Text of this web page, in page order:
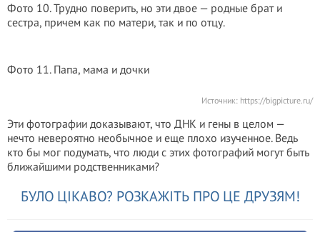
Фото 10. Трудно поверить, но эти двое — родные брат и
сестра, причем как по матери, так и по отцу.
Фото 11. Папа, мама и дочки
Источник: https://bigpicture.ru/
Эти фотографии доказывают, что ДНК и гены в целом —
нечто невероятно необычное и еще плохо изученное. Ведь
кто бы мог подумать, что люди с этих фотографий могут быть
ближайшими родственниками?
БУЛО ЦІКАВО? РОЗКАЖІТЬ ПРО ЦЕ ДРУЗЯМ!